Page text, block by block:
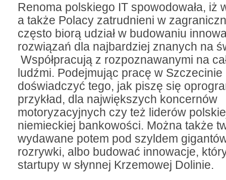
Renoma polskiego IT spowodowała, iż
a także Polacy zatrudnieni w
często biorą udział w budowaniu
rozwiązań dla najbardziej znanych na
Współpracują z rozpoznawanymi na
ludźmi. Podejmując pracę w Szczecinie
doświadczyć tego, jak piszę się
przykład, dla największych koncernów
motoryzacyjnych czy też liderów
niemieckiej bankowości. Można także
wydawane potem pod szyldem
rozrywki, albo budować innowacje,
startupy w słynnej Krzemowej Dolinie.